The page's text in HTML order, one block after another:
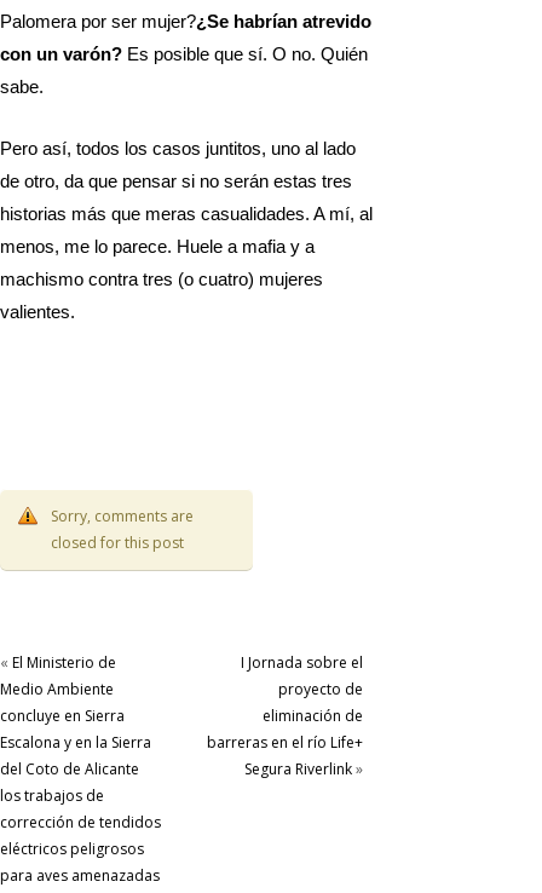
Palomera por ser mujer?¿Se habrían atrevido
con un varón? Es posible que sí. O no. Quién
sabe.
Pero así, todos los casos juntitos, uno al lado
de otro, da que pensar si no serán estas tres
historias más que meras casualidades. A mí, al
menos, me lo parece. Huele a mafia y a
machismo contra tres (o cuatro) mujeres
valientes.
Sorry, comments are
closed for this post
« El Ministerio de
Medio Ambiente
concluye en Sierra
Escalona y en la Sierra
del Coto de Alicante
los trabajos de
corrección de tendidos
eléctricos peligrosos
para aves amenazadas
I Jornada sobre el
proyecto de
eliminación de
barreras en el río Life+
Segura Riverlink»